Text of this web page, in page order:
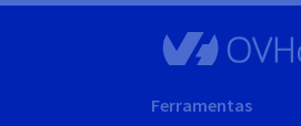
Ferramentas